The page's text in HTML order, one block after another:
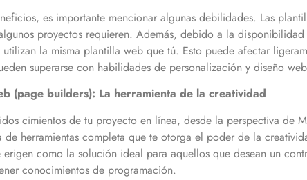
es importante mencionar algunas debilidades. Las
proyectos requieren. Además, debido a la
la misma plantilla web que tú. Esto puede afectar
superarse con habilidades de personalización y diseño
(page builders): La herramienta de la creatividad
cimientos de tu proyecto en línea, desde la perspectiva de
herramientas completa que te otorga el poder de la
como la solución ideal para aquellos que desean un
conocimientos de programación.